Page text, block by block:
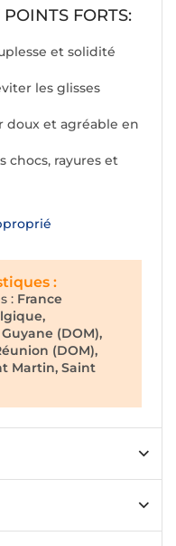
FORTS:
et solidité
les glisses
doux et agréable en
chocs, rayures et
:
: France
(DOM),
(DOM),
Martin, Saint